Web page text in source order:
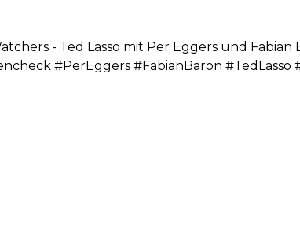
- Ted Lasso mit Per Eggers und Fabian
#PerEggers #FabianBaron #TedLasso